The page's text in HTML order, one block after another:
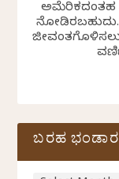
ಅಮೆರಿಕದಂತಹ
ನೋಡಿರಬಹುದು.
ಬರಹ ಭಂಡಾರ